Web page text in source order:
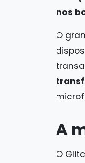
nos
O
A
O